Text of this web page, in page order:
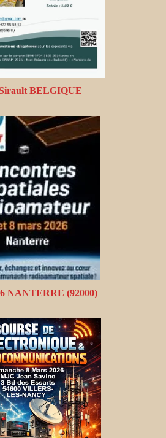
Sirault BELGIQUE
NANTERRE (92000)